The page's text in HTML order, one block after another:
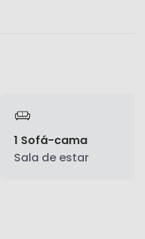
1 Sofá-cama
Sala de estar